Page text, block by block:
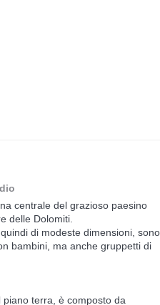
centrale del grazioso paesino
delle Dolomiti.
di modeste dimensioni, sono
bambini, ma anche gruppetti di
terra, è composto da